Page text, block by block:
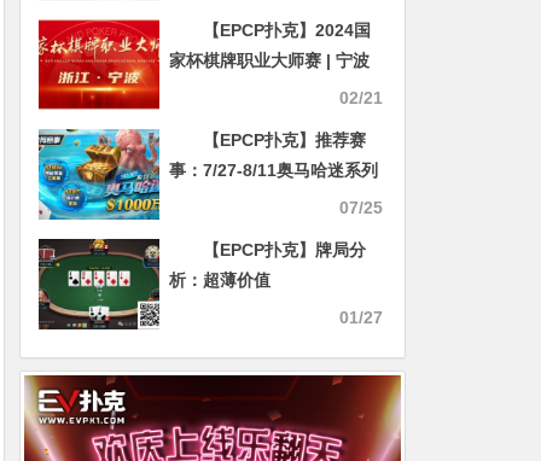
【EPCP扑克】2024国
家杯棋牌职业大师赛 | 宁波
02/21
【EPCP扑克】推荐赛
事：7/27-8/11奥马哈迷系列
赛 1000万保底奖励 1M保底
07/25
【EPCP扑克】牌局分
析：超薄价值
01/27